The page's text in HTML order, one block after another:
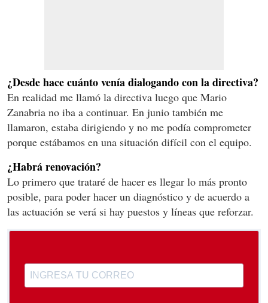
¿Desde hace cuánto venía dialogando con la directiva?
En realidad me llamó la directiva luego que Mario
Zanabria no iba a continuar. En junio también me
llamaron, estaba dirigiendo y no me podía comprometer
porque estábamos en una situación difícil con el equipo.
¿Habrá renovación?
Lo primero que trataré de hacer es llegar lo más pronto
posible, para poder hacer un diagnóstico y de acuerdo a
las actuación se verá si hay puestos y líneas que reforzar.